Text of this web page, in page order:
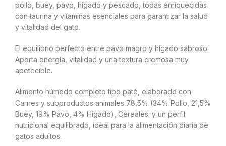
pollo, buey, pavo, hígado y pescado, todas enriquecidas
con taurina y vitaminas esenciales para garantizar la salud
y vitalidad del gato.
El equilibrio perfecto entre pavo magro y hígado sabroso.
Aporta energía, vitalidad y una textura cremosa muy
apetecible.
Alimento húmedo completo tipo paté, elaborado con
Carnes y subproductos animales 78,5% (34% Pollo, 21,5%
Buey, 19% Pavo, 4% Hígado), Cereales. y un perfil
nutricional equilibrado, ideal para la alimentación diaria de
gatos adultos.